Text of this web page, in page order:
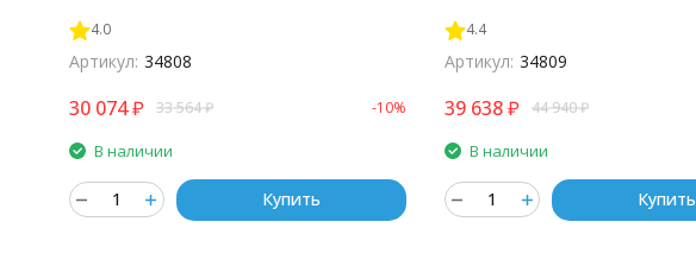
4.0
Артикул: 34808
30 074 ₽ 33 564₽ -10%
В наличии
Купить
4.4
Артикул: 34809
39 638₽ 44 940₽
В наличии
Купить